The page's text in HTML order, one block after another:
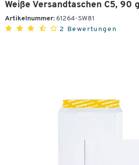
Weiße Versandtaschen C5, 90
Artikelnummer: 61264-SW81
2 Bewertungen